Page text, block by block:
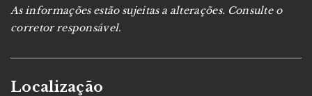
As informações estão sujeitas a alterações. Consulte o
corretor responsável.
Localização